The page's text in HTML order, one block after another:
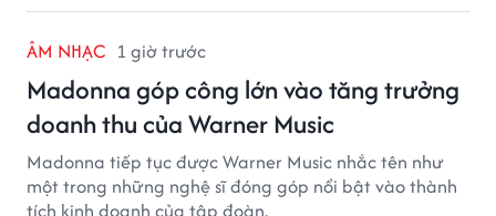
ÂM NHẠC 1 giờ trước
Madonna góp công lớn vào tăng trưởng
doanh thu của Warner Music
Madonna tiếp tục được Warner Music nhắc tên như
một trong những nghệ sĩ đóng góp nổi bật vào thành